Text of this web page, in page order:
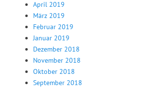
April 2019
März 2019
Februar 2019
Januar 2019
Dezember 2018
November 2018
Oktober 2018
September 2018